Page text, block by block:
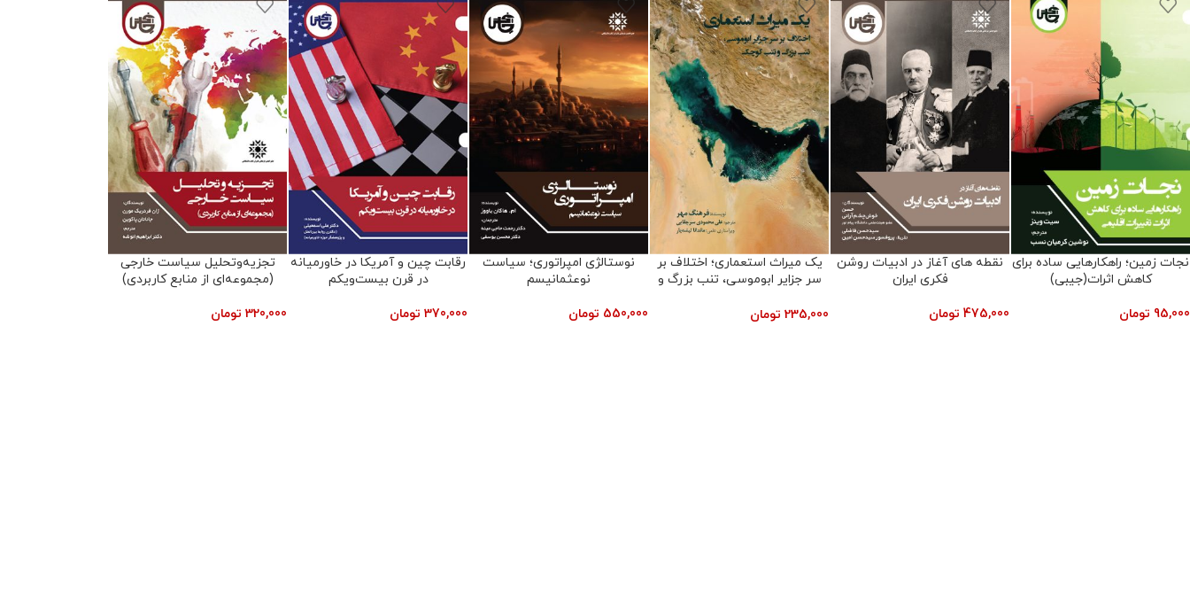
نجات زمین؛ راهکارهایی ساده برای
کاهش اثرات(جیبی)
95,000 تومان
نقطه های آغاز در ادبیات روشن
فکری ایران
475,000 تومان
یک میراث استعماری؛ اختلاف بر
سر جزایر ابوموسی، تنب بزرگ و
235,000 تومان
نوستالژی امپراتوری؛ سیاست
نوعثمانیسم
550,000 تومان
رقابت چین و آمریکا در خاورمیانه
در قرن بیست‌ویکم
370,000 تومان
تجزیه‌وتحلیل سیاست خارجی
(مجموعه‌ای از منابع کاربردی)
320,000 تومان